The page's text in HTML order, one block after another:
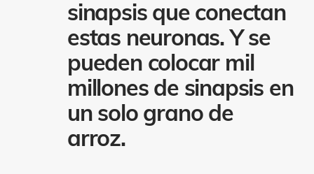
sinapsis que conectan
estas neuronas. Y se
pueden colocar mil
millones de sinapsis en
un solo grano de
arroz.